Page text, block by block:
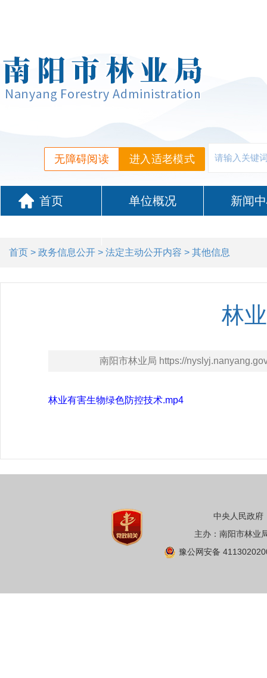
进入适老模式
无障碍阅读
首页 单位概况 新闻
首页 > 政务信息公开 > 法定主动公开内容 > 其他信息
林
南阳市林业局 https://
林业有害生物绿色防控技术.mp4
中央人民政府
主办：南阳市林
豫公网安备